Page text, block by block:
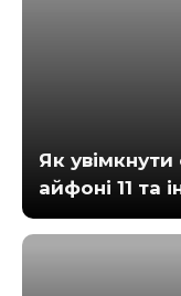
Як увімкнути
айфоні 11 та